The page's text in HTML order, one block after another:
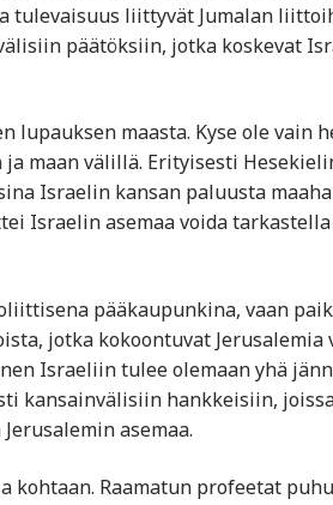
tulevaisuus liittyvät Jumalan
päätöksiin, jotka koskevat
lupauksen maasta. Kyse ole vain
maan välillä. Erityisesti
Israelin kansan paluusta
Israelin asemaa voida
pääkaupunkina, vaan
jotka kokoontuvat Jerusalemia
Israeliin tulee olemaan yhä
kansainvälisiin hankkeisiin,
asemaa.
Raamatun profeetat